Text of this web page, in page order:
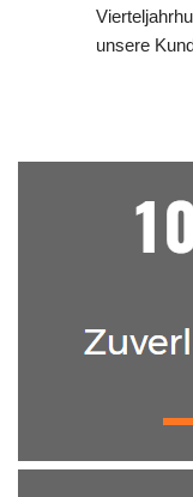
unsere